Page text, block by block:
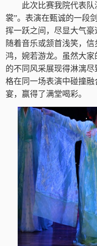
此次比赛我院代表队
裳”。表演在甄诚的一段
挥一跃之间，尽显大气豪
随着音乐或颔首浅笑，
鸿，婉若游龙。虽然大
的不同风采展现得淋漓
格在同一场表演中碰撞
宴，赢得了满堂喝彩。